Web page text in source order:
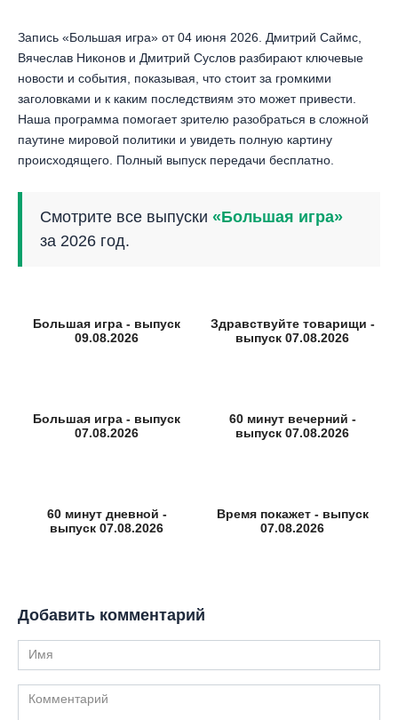
Запись «Большая игра» от 04 июня 2026. Дмитрий Саймс,
Вячеслав Никонов и Дмитрий Суслов разбирают ключевые
новости и события, показывая, что стоит за громкими
заголовками и к каким последствиям это может привести.
Наша программа помогает зрителю разобраться в сложной
паутине мировой политики и увидеть полную картину
происходящего. Полный выпуск передачи бесплатно.
Смотрите все выпуски «Большая игра»
за 2026 год.
Большая игра - выпуск
09.08.2026
Здравствуйте товарищи -
выпуск 07.08.2026
Большая игра - выпуск
07.08.2026
60 минут вечерний -
выпуск 07.08.2026
60 минут дневной -
выпуск 07.08.2026
Время покажет - выпуск
07.08.2026
Добавить комментарий
Имя
Комментарий